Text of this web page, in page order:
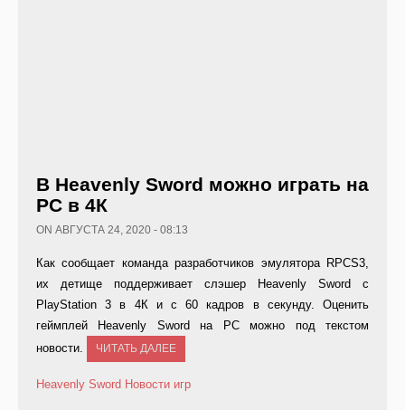
В Heavenly Sword можно играть на
PC в 4К
ON АВГУСТА 24, 2020 - 08:13
Как сообщает команда разработчиков эмулятора RPCS3,
их детище поддерживает слэшер Heavenly Sword с
PlayStation 3 в 4К и с 60 кадров в секунду. Оценить
геймплей Heavenly Sword на PC можно под текстом
новости.
ЧИТАТЬ ДАЛЕЕ
Heavenly Sword Новости игр